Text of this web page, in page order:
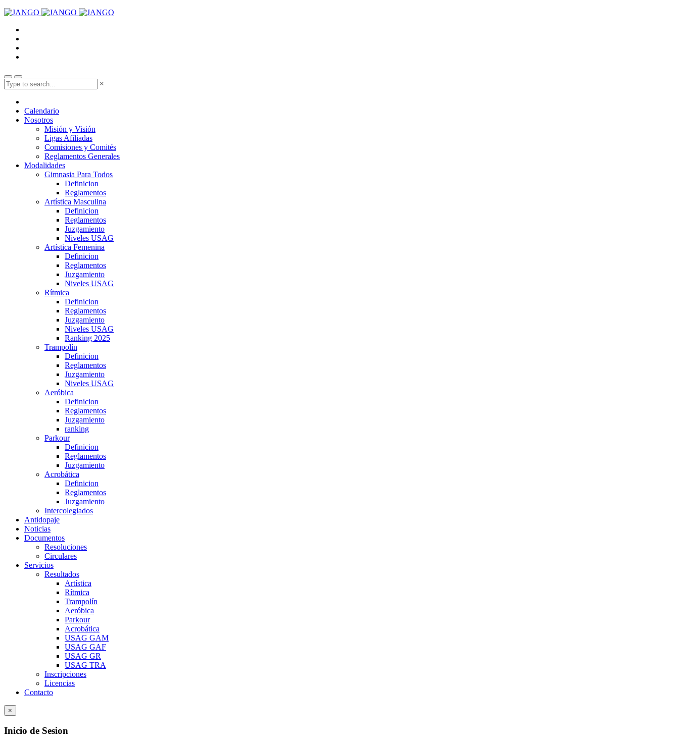
×
Calendario
Nosotros
Misión y Visión
Ligas Afiliadas
Comisiones y Comités
Reglamentos Generales
Modalidades
Gimnasia Para Todos
Definicion
Reglamentos
Artística Masculina
Definicion
Reglamentos
Juzgamiento
Niveles USAG
Artística Femenina
Definicion
Reglamentos
Juzgamiento
Niveles USAG
Rítmica
Definicion
Reglamentos
Juzgamiento
Niveles USAG
Ranking 2025
Trampolín
Definicion
Reglamentos
Juzgamiento
Niveles USAG
Aeróbica
Definicion
Reglamentos
Juzgamiento
ranking
Parkour
Definicion
Reglamentos
Juzgamiento
Acrobática
Definicion
Reglamentos
Juzgamiento
Intercolegiados
Antidopaje
Noticias
Documentos
Resoluciones
Circulares
Servicios
Resultados
Artística
Rítmica
Trampolín
Aeróbica
Parkour
Acrobática
USAG GAM
USAG GAF
USAG GR
USAG TRA
Inscripciones
Licencias
Contacto
×
Inicio de Sesion